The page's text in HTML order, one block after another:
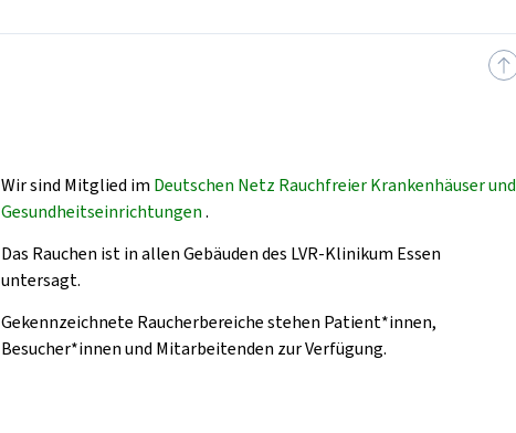
Wir sind Mitglied im Deutschen Netz Rauchfreier Krankenhäuser und
Gesundheitseinrichtungen.
Das Rauchen ist in allen Gebäuden des LVR-Klinikum Essen
untersagt.
Gekennzeichnete Raucherbereiche stehen Patient*innen,
Besucher*innen und Mitarbeitenden zur Verfügung.